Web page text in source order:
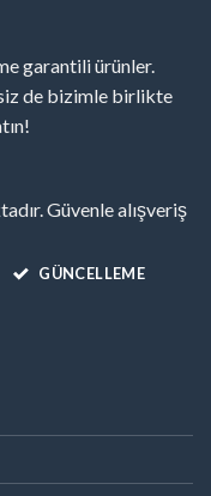
garantili ürünler.
de bizimle birlikte
Güvenle alışveriş
GÜNCELLEME